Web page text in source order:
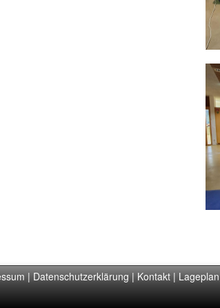
|Datenschutzerklärung|Kontakt|Lageplan